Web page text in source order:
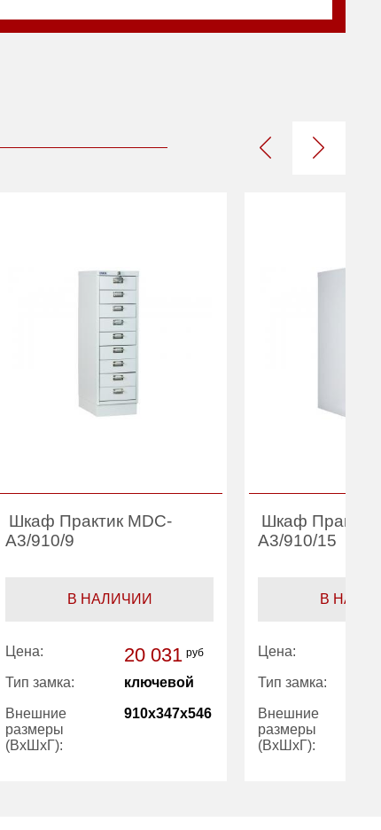
Шкаф Практик MDC-
A3/910/9
В НАЛИЧИИ
Цена: 20 031 руб
Тип замка: ключевой
Внешние
размеры
(ВхШхГ):
910x347x546
Шкаф Практик
A3/910/15
В
Цена:
Тип замка:
Внешние
размеры
(ВхШхГ):